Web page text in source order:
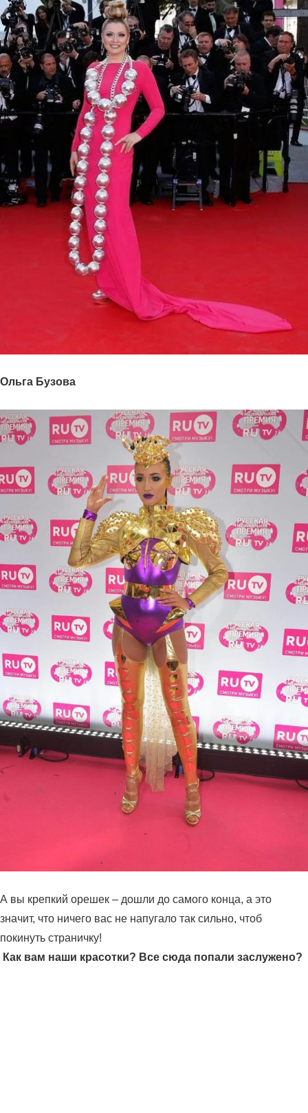
Ольга Бузова
А вы крепкий орешек – дошли до самого конца, а это
значит, что ничего вас не напугало так сильно, чтоб
покинуть страничку!
Как вам наши красотки? Все сюда попали заслужено?